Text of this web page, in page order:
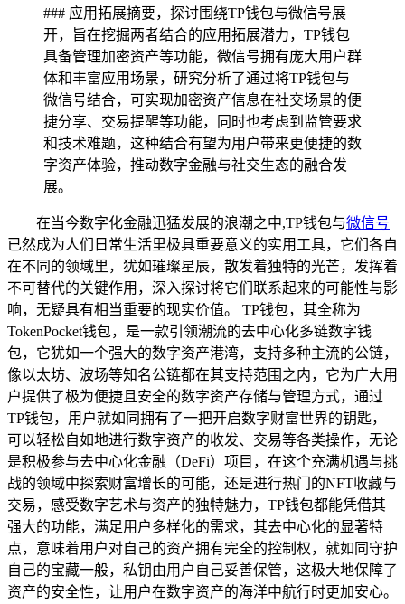
### 应用拓展摘要，探讨围绕TP钱包与微信号展
开，旨在挖掘两者结合的应用拓展潜力，TP钱包
具备管理加密资产等功能，微信号拥有庞大用户群
体和丰富应用场景，研究分析了通过将TP钱包与
微信号结合，可实现加密资产信息在社交场景的便
捷分享、交易提醒等功能，同时也考虑到监管要求
和技术难题，这种结合有望为用户带来更便捷的数
字资产体验，推动数字金融与社交生态的融合发
展。
在当今数字化金融迅猛发展的浪潮之中,TP钱包与微信号
已然成为人们日常生活里极具重要意义的实用工具，它们各自
在不同的领域里，犹如璀璨星辰，散发着独特的光芒，发挥着
不可替代的关键作用，深入探讨将它们联系起来的可能性与影
响，无疑具有相当重要的现实价值。 TP钱包，其全称为
TokenPocket钱包，是一款引领潮流的去中心化多链数字钱
包，它犹如一个强大的数字资产港湾，支持多种主流的公链，
像以太坊、波场等知名公链都在其支持范围之内，它为广大用
户提供了极为便捷且安全的数字资产存储与管理方式，通过
TP钱包，用户就如同拥有了一把开启数字财富世界的钥匙，
可以轻松自如地进行数字资产的收发、交易等各类操作，无论
是积极参与去中心化金融（DeFi）项目，在这个充满机遇与挑
战的领域中探索财富增长的可能，还是进行热门的NFT收藏与
交易，感受数字艺术与资产的独特魅力，TP钱包都能凭借其
强大的功能，满足用户多样化的需求，其去中心化的显著特
点，意味着用户对自己的资产拥有完全的控制权，就如同守护
自己的宝藏一般，私钥由用户自己妥善保管，这极大地保障了
资产的安全性，让用户在数字资产的海洋中航行时更加安心。